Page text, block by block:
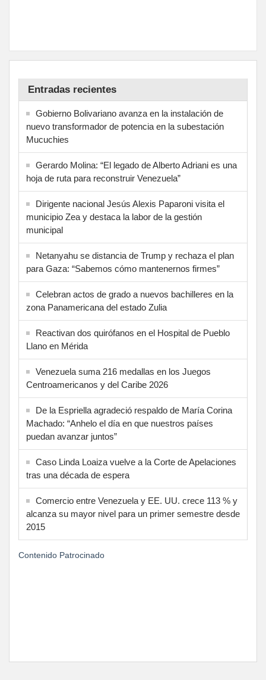
Entradas recientes
Gobierno Bolivariano avanza en la instalación de
nuevo transformador de potencia en la subestación
Mucuchies
Gerardo Molina: “El legado de Alberto Adriani es una
hoja de ruta para reconstruir Venezuela”
Dirigente nacional Jesús Alexis Paparoni visita el
municipio Zea y destaca la labor de la gestión
municipal
Netanyahu se distancia de Trump y rechaza el plan
para Gaza: “Sabemos cómo mantenernos firmes”
Celebran actos de grado a nuevos bachilleres en la
zona Panamericana del estado Zulia
Reactivan dos quirófanos en el Hospital de Pueblo
Llano en Mérida
Venezuela suma 216 medallas en los Juegos
Centroamericanos y del Caribe 2026
De la Espriella agradeció respaldo de María Corina
Machado: “Anhelo el día en que nuestros países
puedan avanzar juntos”
Caso Linda Loaiza vuelve a la Corte de Apelaciones
tras una década de espera
Comercio entre Venezuela y EE. UU. crece 113 % y
alcanza su mayor nivel para un primer semestre desde
2015
Contenido Patrocinado